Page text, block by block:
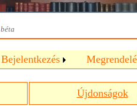
béta
Bejelentkezés
Újdonságok